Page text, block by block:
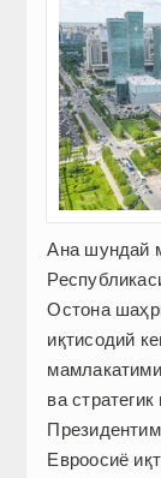
Ана шундай
Остона
иқтисодий
ва
Евроосиё